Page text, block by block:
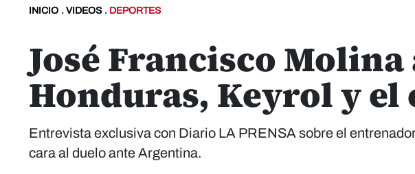
INICIO . VIDEOS . DEPORTES
José Francisco
Honduras, Keyrol y el
Entrevista exclusiva con Diario LA PRENSA sobre el
cara al duelo ante Argentina.